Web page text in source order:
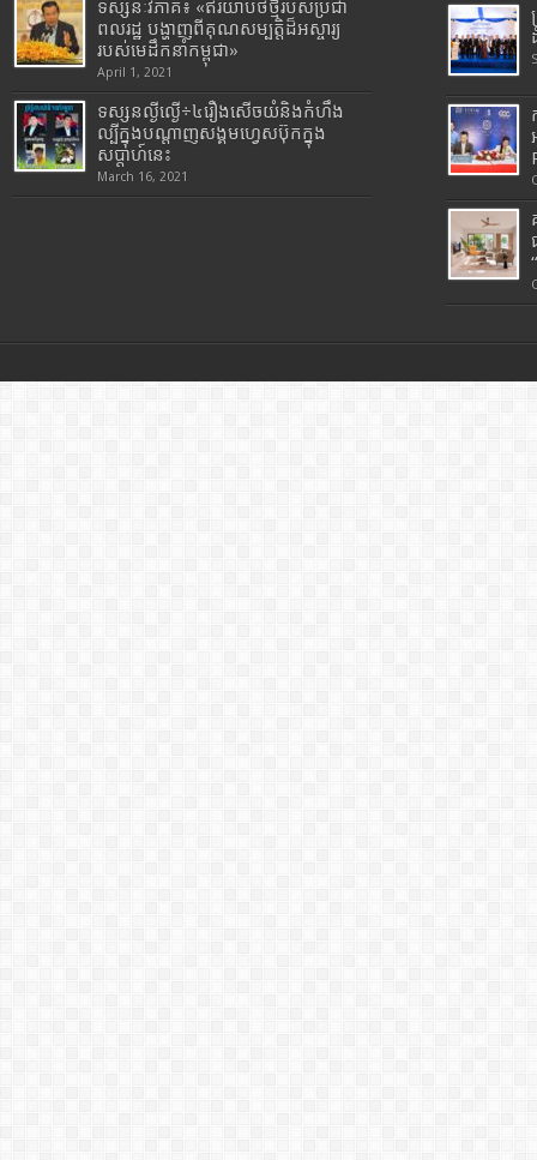
ទស្សនៈវិភាគ៖ «ឥរិយាបថថ្មីរបស់ប្រជា
ពលរដ្ឋ បង្ហាញពីគុណសម្បត្តិដ៏អស្ចារ្យ
របស់មេដឹកនាំកម្ពុជា»
April 1, 2021
ទស្សនល្ងីល្ងើ÷៤រឿងសើចយំនិងកំហឹង
ល្បីក្នុងបណ្តាញសង្គមហ្វេសប៊ុកក្នុង
សប្តាហ៍នេះ
March 16, 2021